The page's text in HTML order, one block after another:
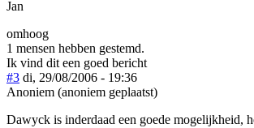
Jan
omhoog
1 mensen hebben gestemd.
Ik vind dit een goed bericht
#3 di, 29/08/2006 - 19:36
Anoniem (anoniem geplaatst)
Dawyck is inderdaad een goede mogelijkheid,